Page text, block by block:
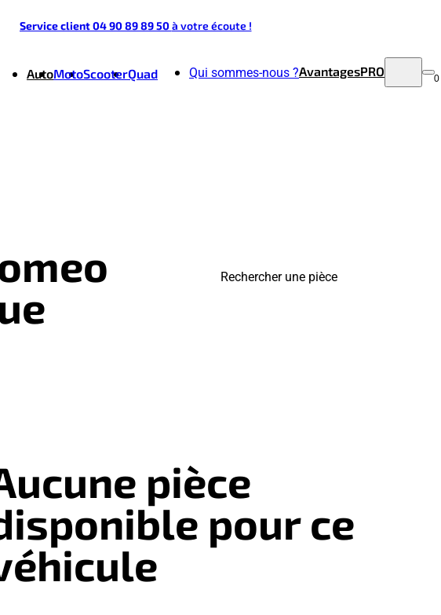
Service client 04 90 89 89 50à votre écoute !
AutoMotoScooterQuad Qui sommes-nous ?AvantagesPRO 0
Rechercher une pièce
pièce
pour ce